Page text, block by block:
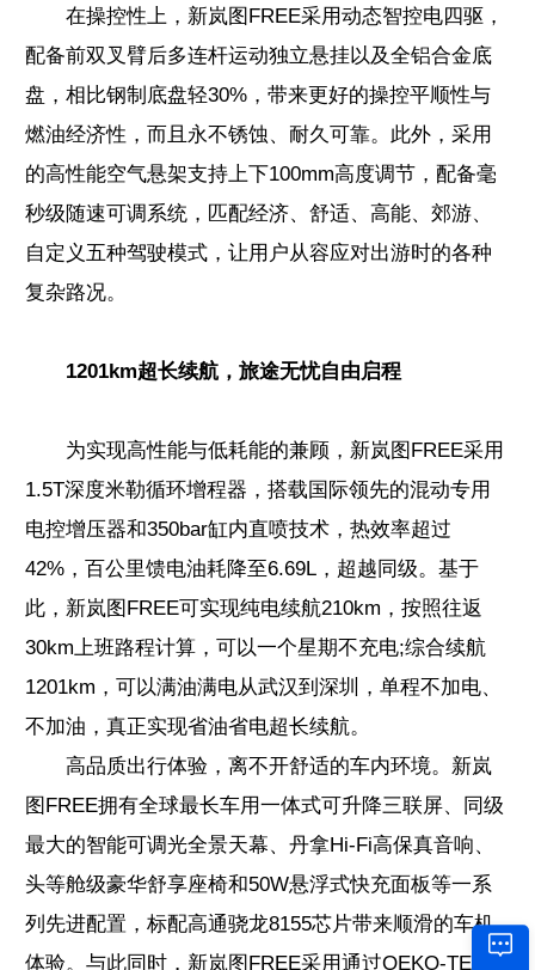
在操控性上，新岚图FREE采用动态智控电四驱，
配备前双叉臂后多连杆运动独立悬挂以及全铝合金底
盘，相比钢制底盘轻30%，带来更好的操控平顺性与
燃油经济性，而且永不锈蚀、耐久可靠。此外，采用
的高性能空气悬架支持上下100mm高度调节，配备毫
秒级随速可调系统，匹配经济、舒适、高能、郊游、
自定义五种驾驶模式，让用户从容应对出游时的各种
复杂路况。
1201km超长续航，旅途无忧自由启程
为实现高性能与低耗能的兼顾，新岚图FREE采用
1.5T深度米勒循环增程器，搭载国际领先的混动专用
电控增压器和350bar缸内直喷技术，热效率超过
42%，百公里馈电油耗降至6.69L，超越同级。基于
此，新岚图FREE可实现纯电续航210km，按照往返
30km上班路程计算，可以一个星期不充电;综合续航
1201km，可以满油满电从武汉到深圳，单程不加电、
不加油，真正实现省油省电超长续航。
高品质出行体验，离不开舒适的车内环境。新岚
图FREE拥有全球最长车用一体式可升降三联屏、同级
最大的智能可调光全景天幕、丹拿Hi-Fi高保真音响、
头等舱级豪华舒享座椅和50W悬浮式快充面板等一系
列先进配置，标配高通骁龙8155芯片带来顺滑的车机
体验。与此同时，新岚图FREE采用通过OEKO-TEX欧